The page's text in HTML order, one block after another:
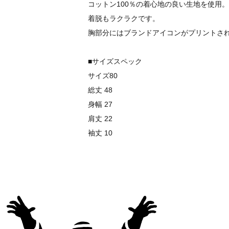
コットン100％の着心地の良い生地を使用。
着脱もラクラクです。
胸部分にはブランドアイコンがプリントさ
■サイズスペック
サイズ80
総丈 48
身幅 27
肩丈 22
袖丈 10